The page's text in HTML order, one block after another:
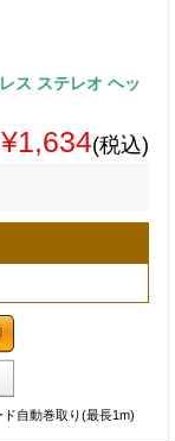
ス ステレオ ヘッ
¥1,634(税込)
自動巻取り(最長1m)